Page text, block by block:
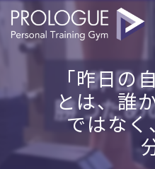
「昨日の
とは、誰
ではな